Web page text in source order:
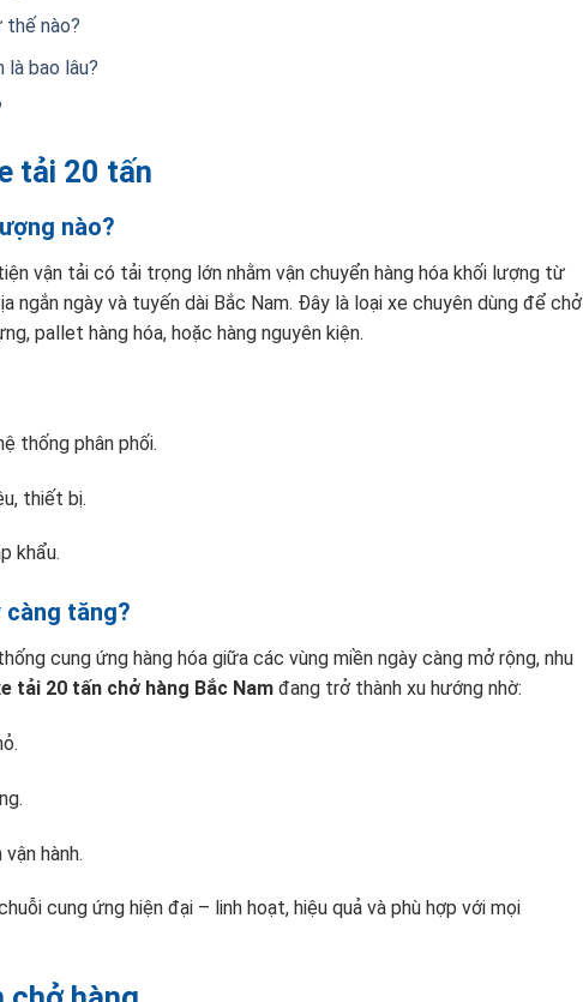
thế nào?
là bao lâu?
tải 20 tấn
nào?
vận tải có tải trọng lớn nhằm vận chuyển hàng hóa khối lượng từ
ngắn ngày và tuyến dài Bắc Nam. Đây là loại xe chuyên dùng để chở
pallet hàng hóa, hoặc hàng nguyên kiện.
thống phân phối.
thiết bị.
khẩu.
càng tăng?
cung ứng hàng hóa giữa các vùng miền ngày càng mở rộng, nhu
tải 20 tấn chở hàng Bắc Nam đang trở thành xu hướng nhờ:
hành.
cung ứng hiện đại – linh hoạt, hiệu quả và phù hợp với mọi